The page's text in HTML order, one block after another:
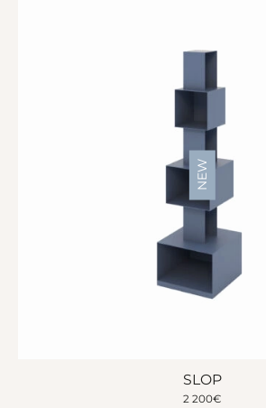
NEW
SLOP
2 200€